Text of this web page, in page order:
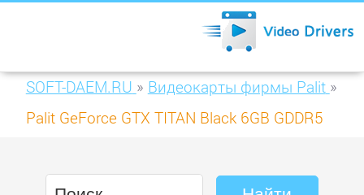
SOFT-DAEM.RU » Видеокарты фирмы Palit »
Palit GeForce GTX TITAN Black 6GB GDDR5